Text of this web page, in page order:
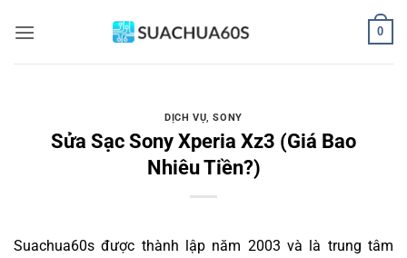
qua
0
DỊCH VỤ,SONY
Sửa Sạc Sony Xperia Xz3 (Giá Bao
Nhiêu Tiền?)
Suachua60s được thành lập năm 2003 và là trung tâm